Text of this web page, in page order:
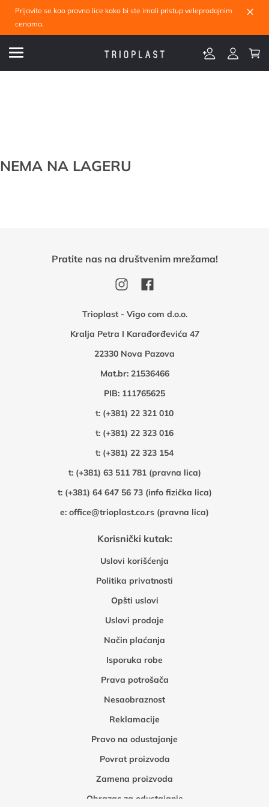
Prijavite se kao pravno lice kako bi ste imali pristup veleprodajnim
cenama.
×
NEMA NA LAGERU
Trioplast - Vigo com d.o.o.
Kralja Petra I Karađorđevića 47
22330 Nova Pazova
Mat.br: 21536466
PIB: 111765625
t: (+381) 22 321 010
t: (+381) 22 323 016
t: (+381) 22 323 154
t: (+381) 63 511 781 (pravna lica)
t: (+381) 64 647 56 73 (info fizička lica)
e: office@trioplast.co.rs (pravna lica)
Korisnički kutak:
Uslovi korišćenja
Politika privatnosti
Opšti uslovi
Uslovi prodaje
Način plaćanja
Isporuka robe
Prava potrošača
Nesaobraznost
Reklamacije
Pravo na odustajanje
Povrat proizvoda
Zamena proizvoda
Obrazac za odustajanje
Pratite nas na društvenim mrežama!